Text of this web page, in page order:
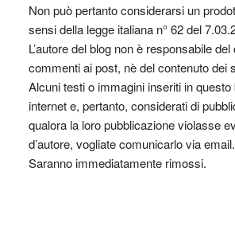
Non può pertanto considerarsi un
sensi della legge italiana n° 62 del
L’autore del blog non è responsabile
commenti ai post, nè del contenuto dei
Alcuni testi o immagini inseriti in
internet e, pertanto, considerati di
qualora la loro pubblicazione violasse
d’autore, vogliate comunicarlo via email.
Saranno immediatamente rimossi.